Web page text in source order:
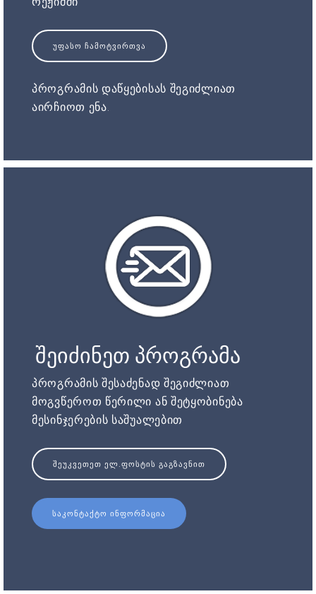
ᲣᲤᲐᲡᲝ ᲩᲐᲛᲝᲢᲕᲘᲠᲗᲕᲐ
პროგრამის დაწყებისას შეგიძლიათ
აირჩიოთ ენა.
შეიძინეთ პროგრამა
პროგრამის შესაძენად შეგიძლიათ
მოგვწეროთ წერილი ან შეტყობინება
მესინჯერების საშუალებით
ᲨᲔᲣᲙᲕᲔᲗᲔᲗ ᲔᲚ.ᲤᲝᲡᲢᲘᲡ ᲒᲐᲒᲖᲐᲕᲜᲘᲗ
ᲡᲐᲙᲝᲜᲢᲐᲥᲢᲝ ᲘᲜᲤᲝᲠᲛᲐᲪᲘᲐ